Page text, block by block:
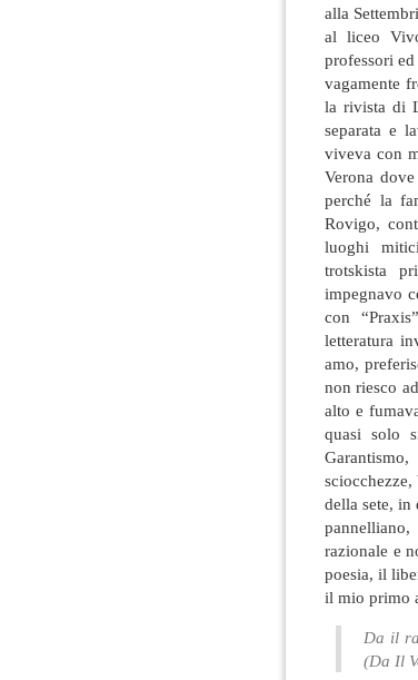
alla
al liceo
professori
vagamente
la rivista di
separata e
viveva con
Verona
perché la
Rovigo,
luoghi
trotskista
impegnavo
con
letteratura
amo,
non riesco
alto e
quasi solo
della sete, in
razionale e
poesia, il
il mio primo
Da il
(Da Il